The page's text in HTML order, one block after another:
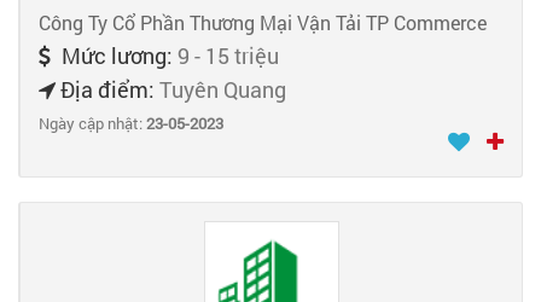
Công Ty Cổ Phần Thương Mại Vận Tải TP Commerce
Mức lương: 9 - 15 triệu
Địa điểm: Tuyên Quang
Ngày cập nhật:23-05-2023